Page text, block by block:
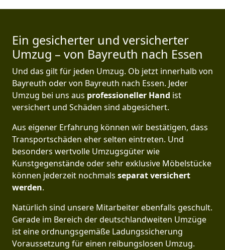
Ein gesicherter und versicherter
Umzug – von Bayreuth nach Essen
Und das gilt für jeden Umzug. Ob jetzt innerhalb von
Bayreuth oder von Bayreuth nach Essen. Jeder
Umzug bei uns aus professioneller Hand ist
versichert und Schäden sind abgesichert.
Aus eigener Erfahrung können wir bestätigen, dass
Transportschäden eher selten eintreten. Und
besonders wertvolle Umzugsgüter wie
Kunstgegenstände oder sehr exklusive Möbelstücke
können jederzeit nochmals separat versichert
werden.
Natürlich sind unsere Mitarbeiter ebenfalls geschult.
Gerade im Bereich der deutschlandweiten Umzüge
ist eine ordnungsgemäße Ladungssicherung
Voraussetzung für einen reibungslosen Umzug.